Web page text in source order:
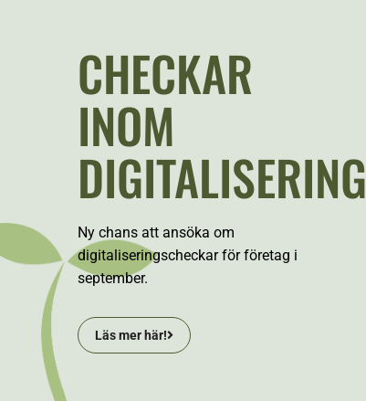
CHECKAR
INOM
DIGITALISERING
Ny chans att ansöka om
digitaliseringscheckar för företag i
september.
Läs mer här!